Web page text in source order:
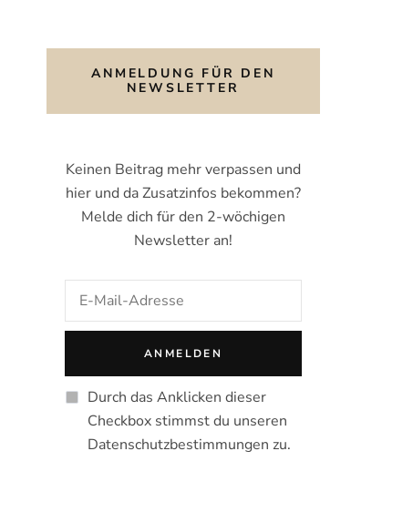
ANMELDUNG FÜR DEN
NEWSLETTER
Keinen Beitrag mehr verpassen und
hier und da Zusatzinfos bekommen?
Melde dich für den 2-wöchigen
Newsletter an!
Durch das Anklicken dieser
Checkbox stimmst du unseren
Datenschutzbestimmungen zu.